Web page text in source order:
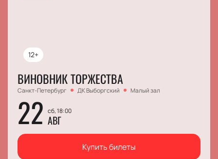
12+
ВИНОВНИК ТОРЖЕСТВА
Санкт-Петербург ДК Выборгский Малый зал
22 сб, 18:00
АВГ
Купить билеты